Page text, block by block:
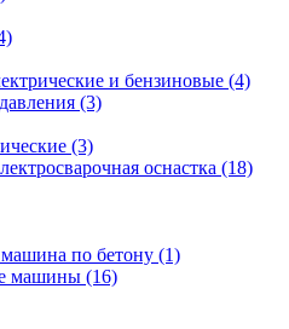
и бензиновые (4)
(3)
(3)
оснастка (18)
по бетону (1)
машины (16)